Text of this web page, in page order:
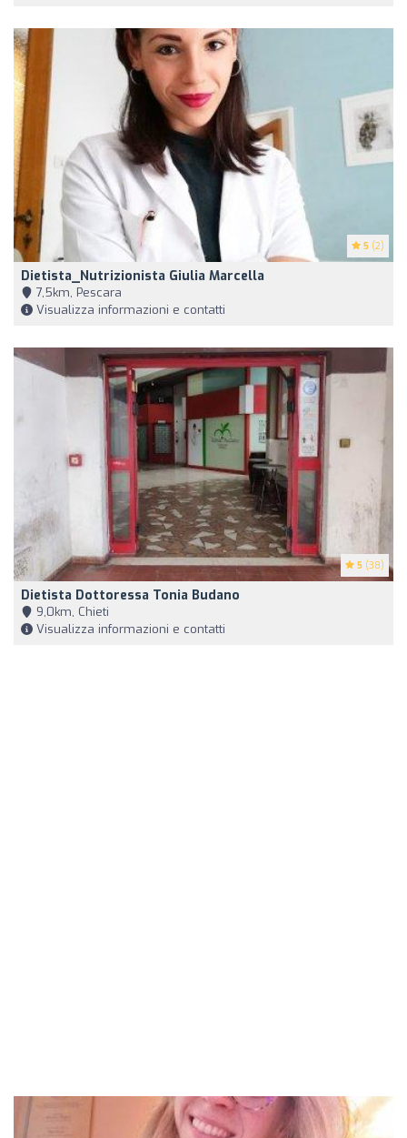
5 (2)
Dietista_Nutrizionista Giulia Marcella
7,5km, Pescara
Visualizza informazioni e contatti
5 (38)
Dietista Dottoressa Tonia Budano
9,0km, Chieti
Visualizza informazioni e contatti